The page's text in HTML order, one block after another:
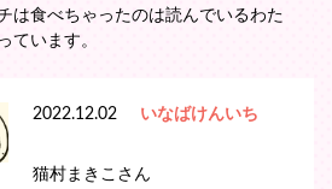
は食べちゃったのは読んでいるわた
ています。
2022.12.02 いなばけんいち
猫村まきこさん